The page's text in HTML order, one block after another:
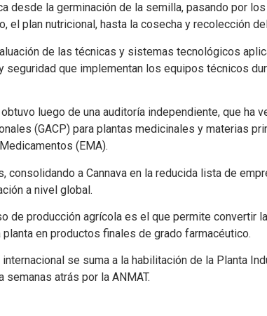
desde la germinación de la semilla, pasando por
el plan nutricional, hasta la cosecha y recolección
de las técnicas y sistemas tecnológicos
seguridad que implementan los equipos técnicos
luego de una auditoría independiente, que ha
(GACP) para plantas medicinales y materias
(EMA).
consolidando a Cannava en la reducida lista de
a nivel global.
de producción agrícola es el que permite convertir
en productos finales de grado farmacéutico.
se suma a la habilitación de la Planta
semanas atrás por la ANMAT.